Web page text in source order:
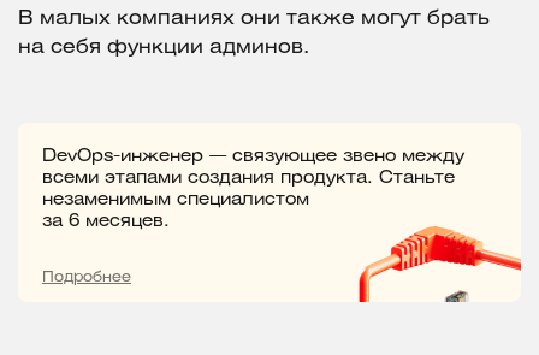
В малых компаниях они также могут брать
на себя функции админов.
DevOps-инженер — связующее звено между
всеми этапами создания продукта. Станьте
незаменимым специалистом
за 6 месяцев.
Подробнее